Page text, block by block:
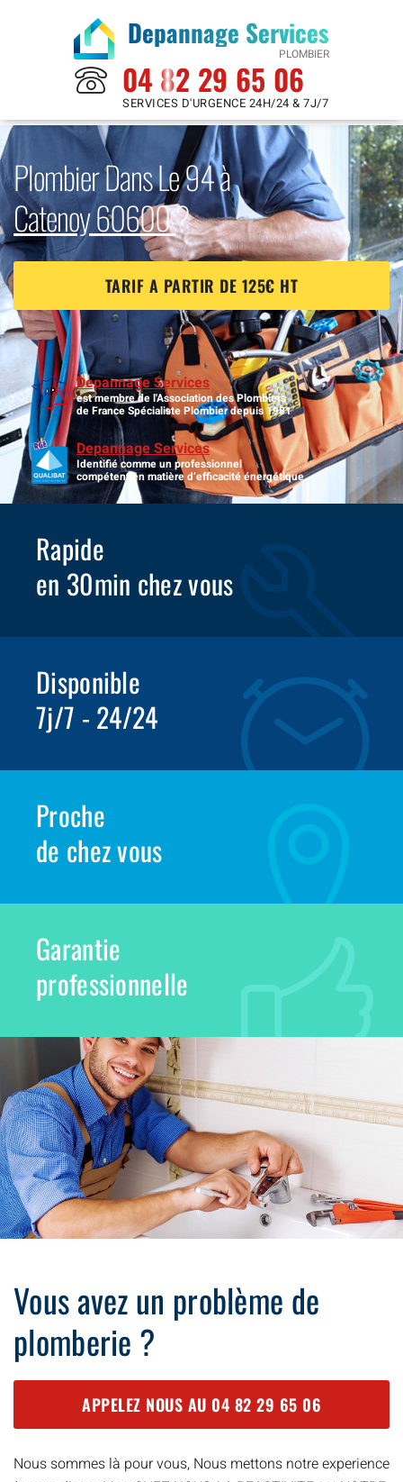
Depannage Services
PLOMBIER
04 82 29 65 06
SERVICES D'URGENCE 24H/24 & 7J/7
Plombier Dans Le 94 à
Catenoy 60600?
TARIF A PARTIR DE 125€ HT
Depannage Services
est membre de l'Association des Plombiers
de France Spécialiste Plombier depuis 1981
Depannage Services
Identifié comme un professionnel
compétent en matière d’efficacité énergétique.
Rapide
en 30min chez vous
Disponible
7j/7 - 24/24
Proche
de chez vous
Garantie
professionnelle
Vous avez un problème de
plomberie ?
APPELEZ NOUS AU 04 82 29 65 06
Nous sommes là pour vous, Nous mettons notre experience